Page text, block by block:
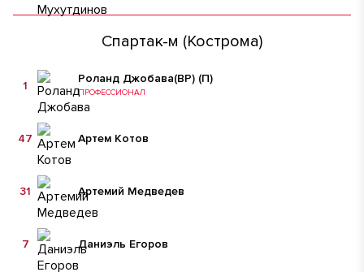
Спартак-м (Кострома)
Роланд Джобава(ВР) (П)
ПРОФЕССИОНАЛ
1
Артем Котов
47
Артемий Медведев
31
Даниэль Егоров
7